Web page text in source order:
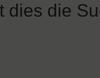
dies die